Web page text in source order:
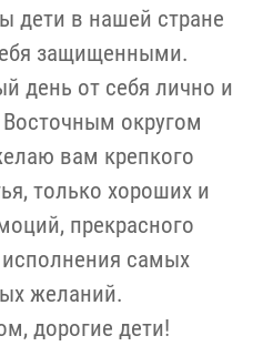
дети в нашей стране
защищенными.
день от себя лично и
округом
вам крепкого
только хороших и
прекрасного
самых
желаний.
дорогие дети!